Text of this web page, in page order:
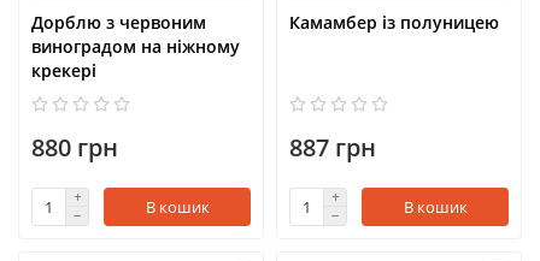
Дорблю з червоним
виноградом на ніжному
крекері
880 грн
В кошик
Камамбер із полуницею
887 грн
В кошик